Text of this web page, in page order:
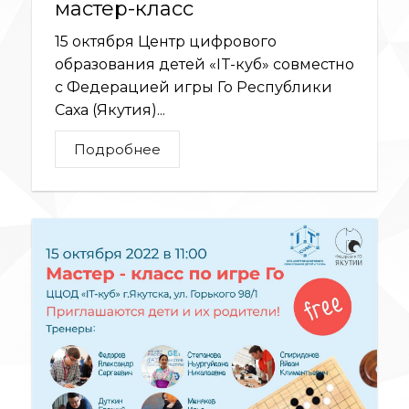
мастер-класс
15 октября Центр цифрового
образования детей «IT-куб» совместно
с Федерацией игры Го Республики
Саха (Якутия)...
Подробнее